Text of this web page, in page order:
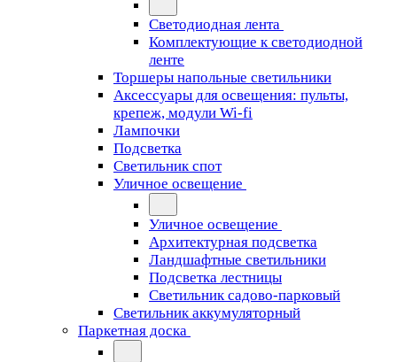
Светодиодная лента
Комплектующие к светодиодной
ленте
Торшеры напольные светильники
Аксессуары для освещения: пульты,
крепеж, модули Wi-fi
Лампочки
Подсветка
Светильник спот
Уличное освещение
Уличное освещение
Архитектурная подсветка
Ландшафтные светильники
Подсветка лестницы
Светильник садово-парковый
Светильник аккумуляторный
Паркетная доска